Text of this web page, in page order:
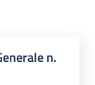
n.